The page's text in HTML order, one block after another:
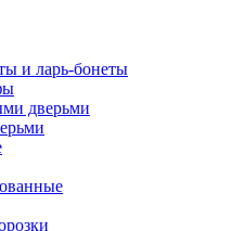
и ларь-бонеты
дверьми